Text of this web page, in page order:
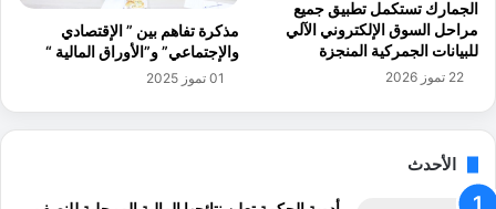
س
اً
ى
ع
ق
ب
ك
ى
ل
ش
الجمارك تستكمل تطبيق جميع
مراحل السوق الإلكتروني الآلي
للبيانات الجمركية المنجزة
22 تموز 2026
مذكرة تفاهم بين ” الإقتصادي
والإجتماعي” و”الأوراق المالية “
01 تموز 2025
الأحدث